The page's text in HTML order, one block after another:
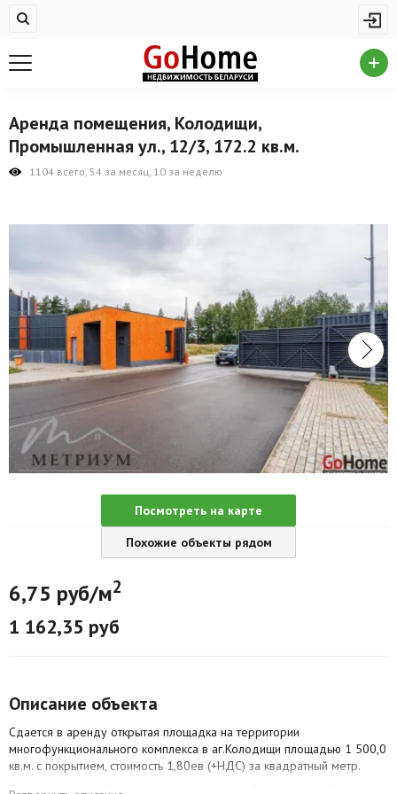
Купить квартиру
На сутки
Новостройки
Продажа коммерческой недвижимости
Аренда коммерческой недвижимости
Другие разделы
Новости
Агентства
Ремонт квартир
Грузовое такси
Способы оплаты
Аренда помещения, Колодищи,
Промышленная ул., 12/3, 172.2 кв.м.
1104 всего, 54 за месяц, 10 за неделю
Посмотреть на карте
Похожие объекты рядом
6,75 руб/м2
1 162,35 руб
Описание объекта
Сдается в аренду открытая площадка на территории
многофункционального комплекса в аг.Колодищи площадью 1 500,0
кв.м. с покрытием, стоимость 1,80ев (+НДС) за квадратный метр.
Вся территория обнесена металлическим забором с егозой и